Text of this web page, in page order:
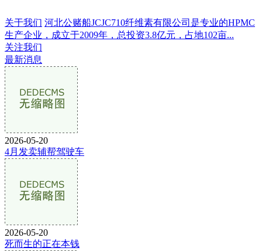
关于我们 河北公赌船JCJC710纤维素有限公司是专业的HPMC
生产企业，成立于2009年，总投资3.8亿元，占地102亩...
关注我们
最新消息
2026-05-20
4月发卖辅帮驾驶车
2026-05-20
死而生的正在本钱